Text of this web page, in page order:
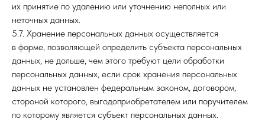
их принятие по удалению или уточнению неполных или
неточных данных.
5.7. Хранение персональных данных осуществляется
в форме, позволяющей определить субъекта персональных
данных, не дольше, чем этого требуют цели обработки
персональных данных, если срок хранения персональных
данных не установлен федеральным законом, договором,
стороной которого, выгодоприобретателем или поручителем
по которому является субъект персональных данных.